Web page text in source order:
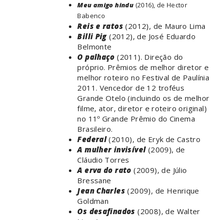
Meu amigo hindu (2016), de Hector
Babenco
Reis e ratos (2012), de Mauro Lima
Billi Pig (2012), de José Eduardo
Belmonte
O palhaço (2011). Direção do
próprio. Prêmios de melhor diretor e
melhor roteiro no Festival de Paulínia
2011. Vencedor de 12 troféus
Grande Otelo (incluindo os de melhor
filme, ator, diretor e roteiro original)
no 11º Grande Prêmio do Cinema
Brasileiro.
Federal(2010), de Eryk de Castro
A mulher invisível(2009), de
Cláudio Torres
A erva do rato (2009), de Júlio
Bressane
Jean Charles (2009), de Henrique
Goldman
Os desafinados (2008), de Walter